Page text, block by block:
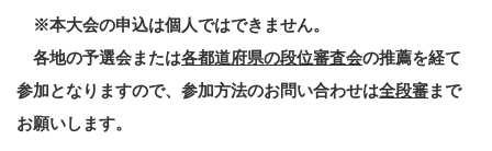
※本大会の申込は個人ではできません。
各地の予選会または各都道府県の段位審査会の推薦を経て
参加となりますので、参加方法のお問い合わせは全段審まで
お願いします。